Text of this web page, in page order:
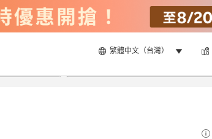
繁體中文（台灣）